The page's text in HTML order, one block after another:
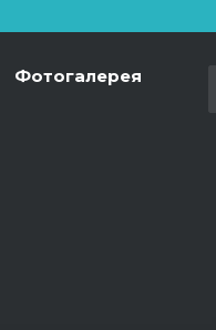
Фотогалерея